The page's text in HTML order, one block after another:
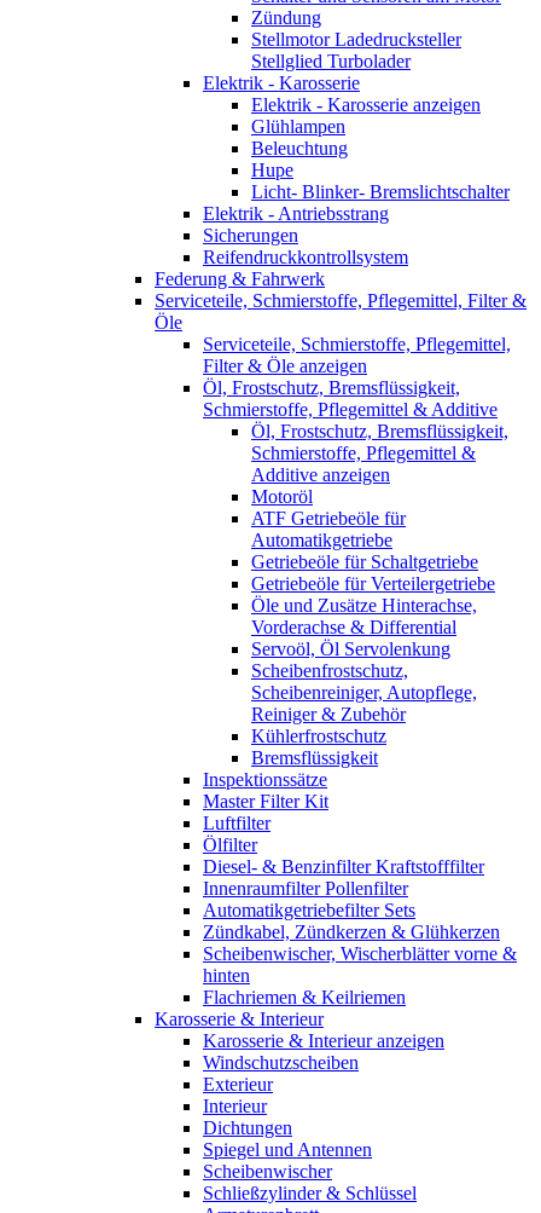
Zündung
Stellmotor Ladedrucksteller
Stellglied Turbolader
Elektrik - Karosserie
Elektrik - Karosserie anzeigen
Glühlampen
Beleuchtung
Hupe
Licht- Blinker- Bremslichtschalter
Elektrik - Antriebsstrang
Sicherungen
Reifendruckkontrollsystem
Federung & Fahrwerk
Serviceteile, Schmierstoffe, Pflegemittel, Filter &
Öle
Serviceteile, Schmierstoffe, Pflegemittel,
Filter & Öle anzeigen
Öl, Frostschutz, Bremsflüssigkeit,
Schmierstoffe, Pflegemittel & Additive
Öl, Frostschutz, Bremsflüssigkeit,
Schmierstoffe, Pflegemittel &
Additive anzeigen
Motoröl
ATF Getriebeöle für
Automatikgetriebe
Getriebeöle für Schaltgetriebe
Getriebeöle für Verteilergetriebe
Öle und Zusätze Hinterachse,
Vorderachse & Differential
Servoöl, Öl Servolenkung
Scheibenfrostschutz,
Scheibenreiniger, Autopflege,
Reiniger & Zubehör
Kühlerfrostschutz
Bremsflüssigkeit
Inspektionssätze
Master Filter Kit
Luftfilter
Ölfilter
Diesel- & Benzinfilter Kraftstofffilter
Innenraumfilter Pollenfilter
Automatikgetriebefilter Sets
Zündkabel, Zündkerzen & Glühkerzen
Scheibenwischer, Wischerblätter vorne &
hinten
Flachriemen & Keilriemen
Karosserie & Interieur
Karosserie & Interieur anzeigen
Windschutzscheiben
Exterieur
Interieur
Dichtungen
Spiegel und Antennen
Scheibenwischer
Schließzylinder & Schlüssel